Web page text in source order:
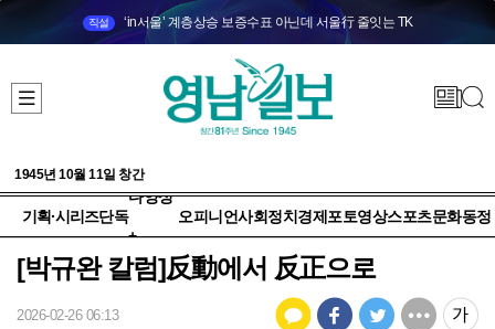
직설 ‘in서울’ 계층상승 보증수표 아닌데 서울行 줄잇는 TK
1945년 10월 11일 창간
기획·시리즈단독
다양성
+
오피니언사회정치 경제 포토영상스포츠문화동정
[박규완 칼럼]反動에서 反正으로
2026-02-26 06:13